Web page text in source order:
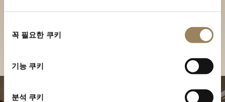
꼭 필요한 쿠키
기능 쿠키
분석 쿠키